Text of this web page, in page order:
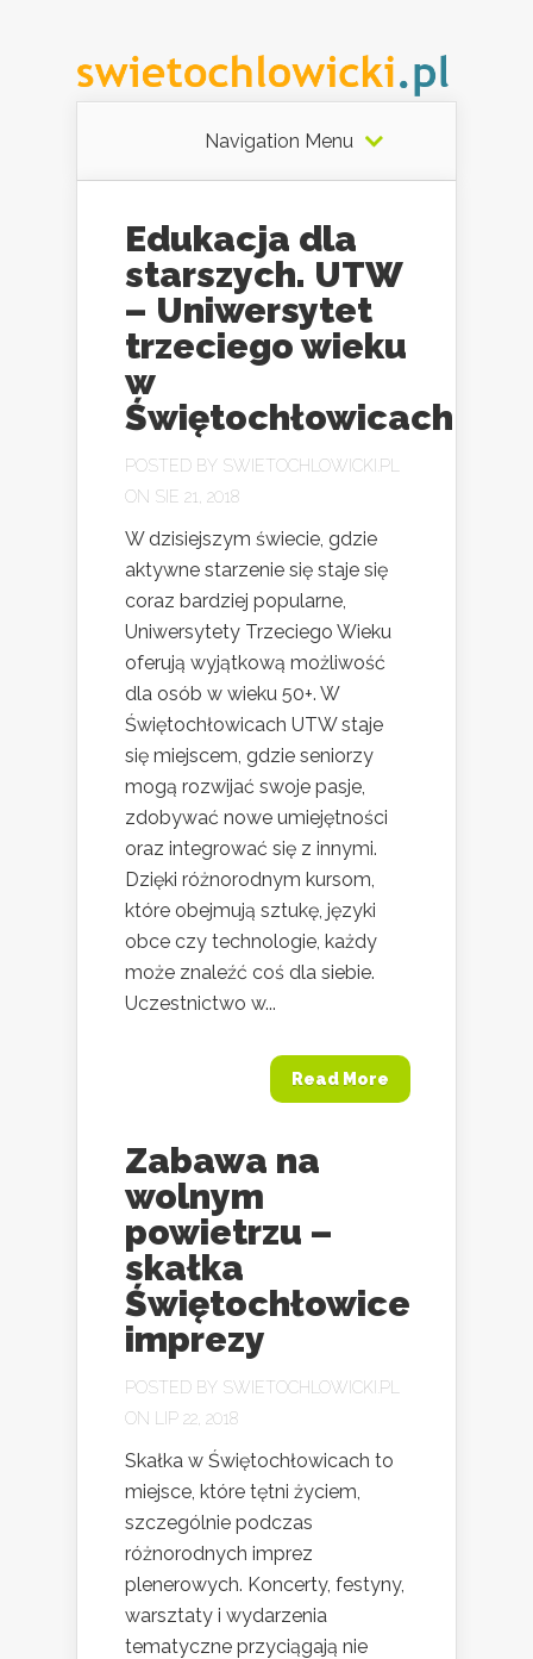
Navigation Menu
Edukacja dla
starszych. UTW
– Uniwersytet
trzeciego wieku
w
Świętochłowicach
POSTED BY SWIETOCHLOWICKI.PL
ON SIE 21, 2018
W dzisiejszym świecie, gdzie
aktywne starzenie się staje się
coraz bardziej popularne,
Uniwersytety Trzeciego Wieku
oferują wyjątkową możliwość
dla osób w wieku 50+. W
Świętochłowicach UTW staje
się miejscem, gdzie seniorzy
mogą rozwijać swoje pasje,
zdobywać nowe umiejętności
oraz integrować się z innymi.
Dzięki różnorodnym kursom,
które obejmują sztukę, języki
obce czy technologie, każdy
może znaleźć coś dla siebie.
Uczestnictwo w...
Read More
Zabawa na
wolnym
powietrzu –
skałka
Świętochłowice
imprezy
POSTED BY SWIETOCHLOWICKI.PL
ON LIP 22, 2018
Skałka w Świętochłowicach to
miejsce, które tętni życiem,
szczególnie podczas
różnorodnych imprez
plenerowych. Koncerty, festyny,
warsztaty i wydarzenia
tematyczne przyciągają nie